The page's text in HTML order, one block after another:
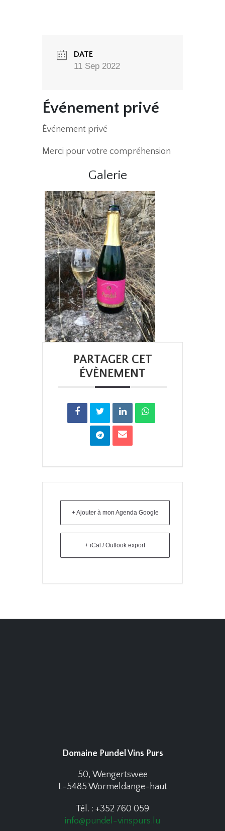
DATE
11 Sep 2022
Événement privé
Événement privé
Merci pour votre compréhension
Galerie
PARTAGER CET
ÉVÈNEMENT
+ Ajouter à mon Agenda Google
+ iCal / Outlook export
Domaine Pundel Vins Purs
50, Wengertswee
L-5485 Wormeldange-haut
Tél. : +352 760 059
info@pundel-vinspurs.lu